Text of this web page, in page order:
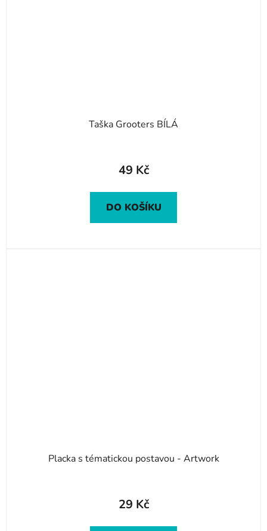
Taška Grooters BÍLÁ
49 Kč
DO KOŠÍKU
Placka s tématickou postavou - Artwork
29 Kč